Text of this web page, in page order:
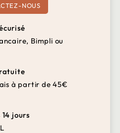
NOUS
Bimpli ou
à partir de 45€
14 jours